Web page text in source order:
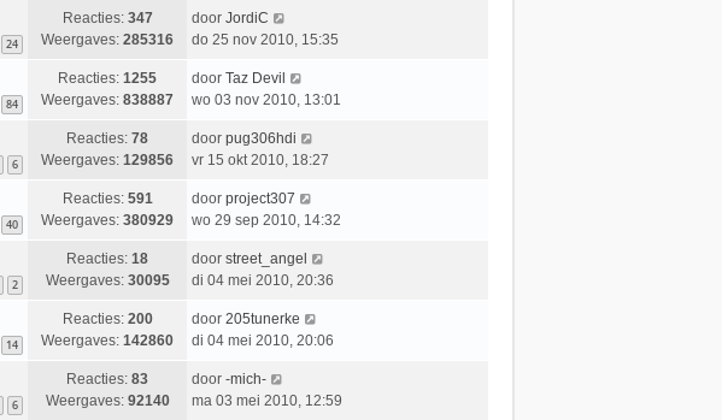
c
h
e
c
h
e
b
e
c
h
t
s
e
b
e
c
h
24
Reacties: 347
Weergaves: 285316
L
a
t
s
e
b
e
c
h
door JordiC
do 25 nov 2010, 15:35
84
Reacties: 1255
Weergaves: 838887
L
a
t
s
e
b
e
c
h
door Taz Devil
wo 03 nov 2010, 13:01
6
Reacties: 78
Weergaves: 129856
L
a
t
s
e
b
e
c
h
door pug306hdi
vr 15 okt 2010, 18:27
40
Reacties: 591
Weergaves: 380929
L
a
t
s
e
b
e
door project307
wo 29 sep 2010, 14:32
2
Reacties: 18
Weergaves: 30095
L
a
t
s
e
b
door street_angel
di 04 mei 2010, 20:36
14
Reacties: 200
Weergaves: 142860
L
a
t
s
door 205tunerke
di 04 mei 2010, 20:06
6
Reacties: 83
Weergaves: 92140
L
a
door -mich-
ma 03 mei 2010, 12:59